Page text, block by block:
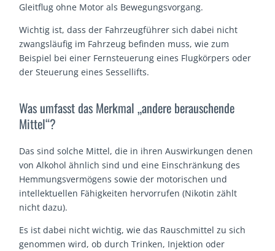
Gleitflug ohne Motor als Bewegungsvorgang.
Wichtig ist, dass der Fahrzeugführer sich dabei nicht
zwangsläufig im Fahrzeug befinden muss, wie zum
Beispiel bei einer Fernsteuerung eines Flugkörpers oder
der Steuerung eines Sessellifts.
Was umfasst das Merkmal „andere berauschende
Mittel“?
Das sind solche Mittel, die in ihren Auswirkungen denen
von Alkohol ähnlich sind und eine Einschränkung des
Hemmungsvermögens sowie der motorischen und
intellektuellen Fähigkeiten hervorrufen (Nikotin zählt
nicht dazu).
Es ist dabei nicht wichtig, wie das Rauschmittel zu sich
genommen wird, ob durch Trinken, Injektion oder